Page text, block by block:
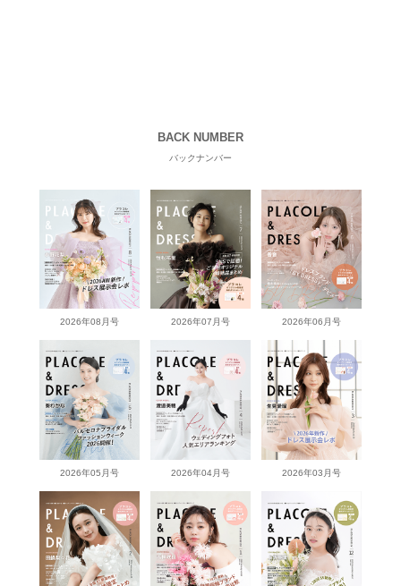
BACK NUMBER
バックナンバー
2026年08月号 2026年07月号 2026年06月号
2026年05月号 2026年04月号 2026年03月号